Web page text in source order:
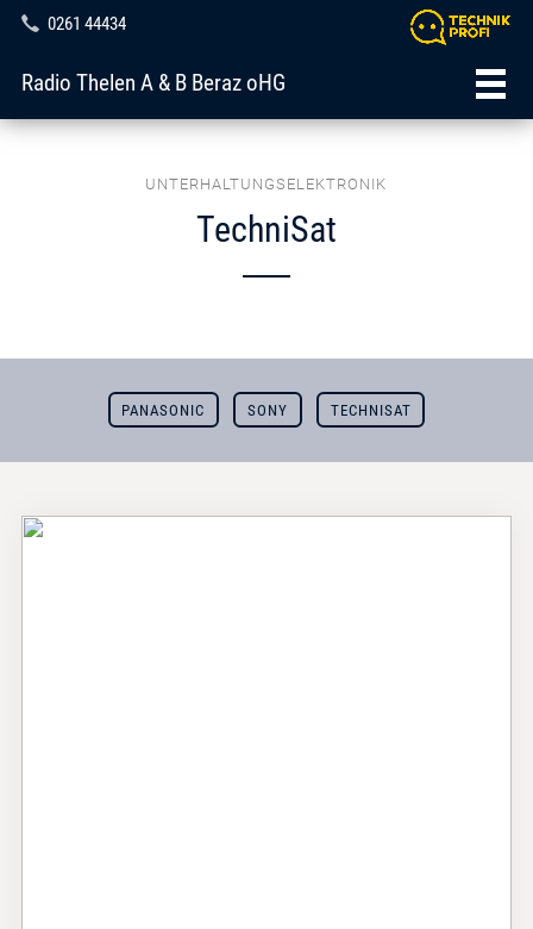
0261 44434
Radio Thelen A & B Beraz oHG
UNTERHALTUNGSELEKTRONIK
TechniSat
PANASONIC SONY TECHNISAT